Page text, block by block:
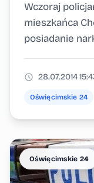
Wczoraj
mieszkańca
posiadanie
28.07.2014
Oświęcimskie 24
Oświęcimskie 24